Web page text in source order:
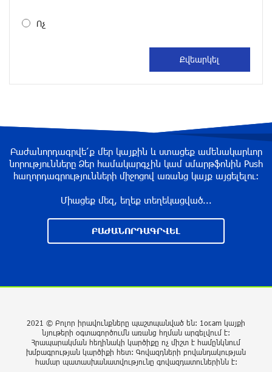
Հայաստանի հավաքականի նախկին մարզիչը
կգլխավորի Ղազախստանի հավաքականը
7 ժամ առաջ
կարող են պարտվել Կոնգրեսի միջանկյալ
ընտրություններում
Դանակահարություն՝ Մասիսի
գազալցակայաններից մեկի մոտ. կասկածյալը
Ոչ
Բաժանորդագրվե՛ք մեր կայքին և ստացեք ամենակարևոր
նորությունները Ձեր համակարգչին կամ սմարթֆոնին Push
հաղորդագրությունների միջոցով առանց կայք այցելելու։
Միացեք մեզ, եղեք տեղեկացված...
ԲԱԺԱՆՈՐԴԱԳՐՎԵԼ
2021 © Բոլոր իրավունքները պաշտպանված են: 1or.am կայքի
նյութերի օգտագործումն առանց հղման արգելվում է:
Հրապարակման հեղինակի կարծիքը ոչ միշտ է համընկնում
խմբագրության կարծիքի հետ: Գովազդների բովանդակության
համար պատասխանատվությունը գովազդատուներինն է: